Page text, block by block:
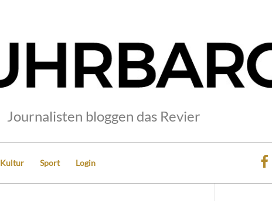
Journalisten bloggen das Revier
Kultur Sport Login